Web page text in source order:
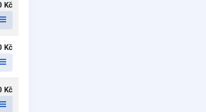
Kč
Kč
Kč